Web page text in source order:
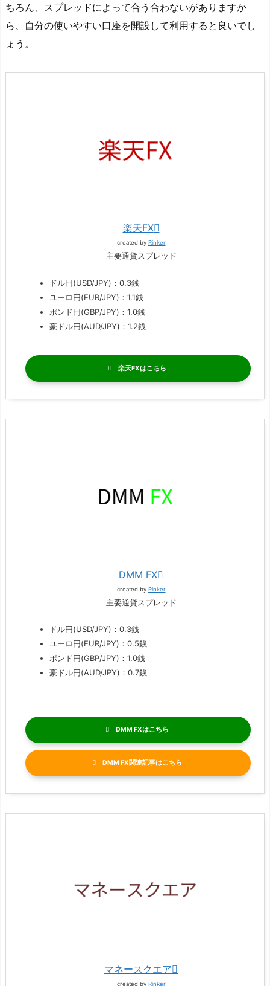
ちろん、スプレッドによって合う合わないがありますか
ら、自分の使いやすい口座を開設して利用すると良いでし
ょう。
楽天FX
created by Rinker
主要通貨スプレッド
ドル円(USD/JPY)：0.3銭
ユーロ円(EUR/JPY)：1.1銭
ポンド円(GBP/JPY)：1.0銭
豪ドル円(AUD/JPY)：1.2銭
楽天FX
DMM FX
created by Rinker
主要通貨スプレッド
ドル円(USD/JPY)：0.3銭
ユーロ円(EUR/JPY)：0.5銭
ポンド円(GBP/JPY)：1.0銭
豪ドル円(AUD/JPY)：0.7銭
DMM FX
DMM FX関連記事
マネースクエア
created by Rinker